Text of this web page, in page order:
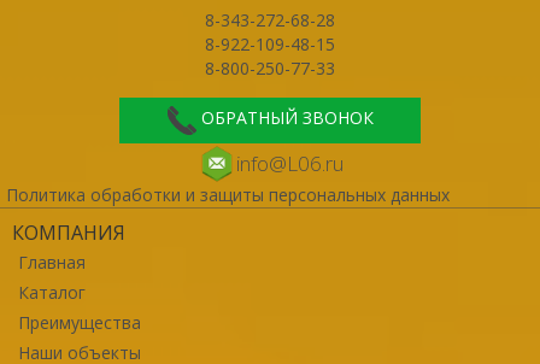
8-343-272-68-28
8-922-109-48-15
8-800-250-77-33
ОБРАТНЫЙ ЗВОНОК
info@L06.ru
Политика обработки и защиты персональных данных
КОМПАНИЯ
Главная
Каталог
Преимущества
Наши объекты